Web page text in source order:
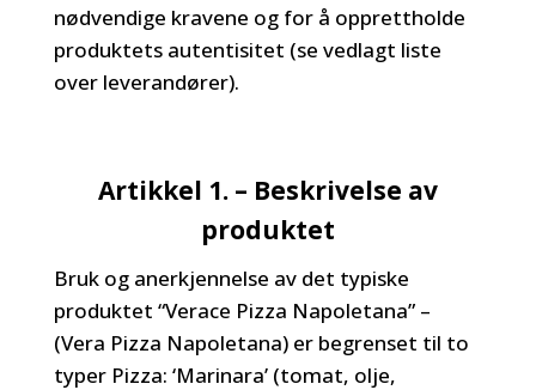
nødvendige kravene og for å opprettholde
produktets autentisitet (se vedlagt liste
over leverandører).
Artikkel 1. – Beskrivelse av
produktet
Bruk og anerkjennelse av det typiske
produktet “Verace Pizza Napoletana” –
(Vera Pizza Napoletana) er begrenset til to
typer Pizza: ‘Marinara’ (tomat, olje,